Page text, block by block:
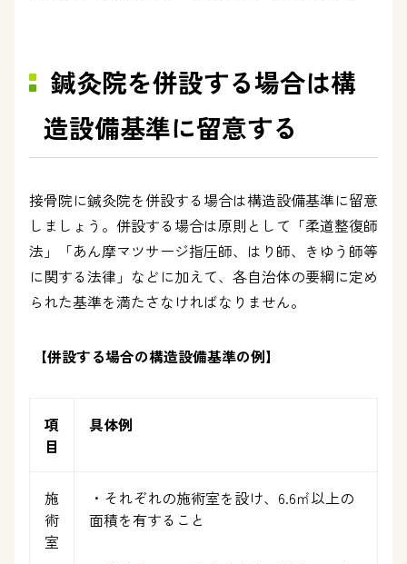
鍼灸院を併設する場合は構
造設備基準に留意する
接骨院に鍼灸院を併設する場合は構造設備基準に留意
しましょう。併設する場合は原則として「柔道整復師
法」「あん摩マツサージ指圧師、はり師、きゆう師等
に関する法律」などに加えて、各自治体の要綱に定め
られた基準を満たさなければなりません。
【併設する場合の構造設備基準の例】
項
目
具体例
施
術
室
・それぞれの施術室を設け、 6.6㎡以上の
面積を有すること